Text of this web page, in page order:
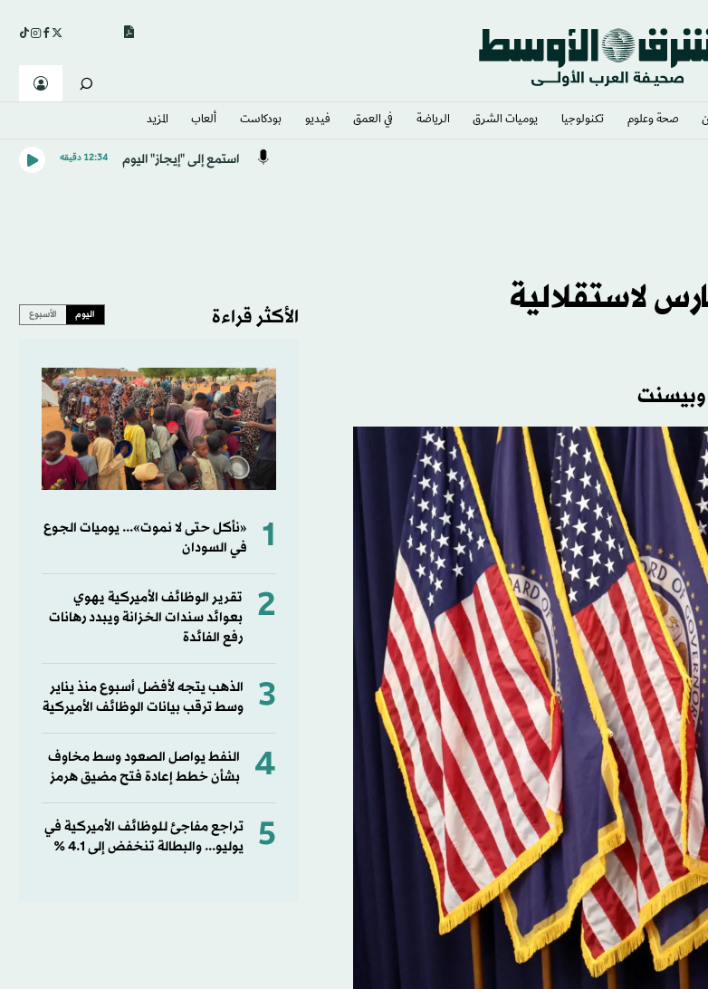
صحة وعلوم تكنولوجيا يوميات الشرق​ الرياضة في العمق فيديو بودكاست ألعاب المزيد
استمع إلى "إيجاز" اليوم 12:34 دقيقه
لاستقلالية
الأكثر قراءة اليوم الأسبوع
1
«نأكل حتى لا نموت»... يوميات الجوع
في السودان
2
تقرير الوظائف الأميركية يهوي
بعوائد سندات الخزانة ويبدد رهانات
رفع الفائدة
3
الذهب يتجه لأفضل أسبوع منذ يناير
وسط ترقب بيانات الوظائف الأميركية
4
النفط يواصل الصعود وسط مخاوف
بشأن خطط إعادة فتح مضيق هرمز
5
تراجع مفاجئ للوظائف الأميركية في
يوليو... والبطالة تنخفض إلى 4.1 %